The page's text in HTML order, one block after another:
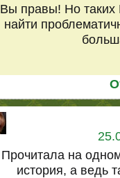
Вы правы! Но таких
найти
Прочитала на
история, а ведь